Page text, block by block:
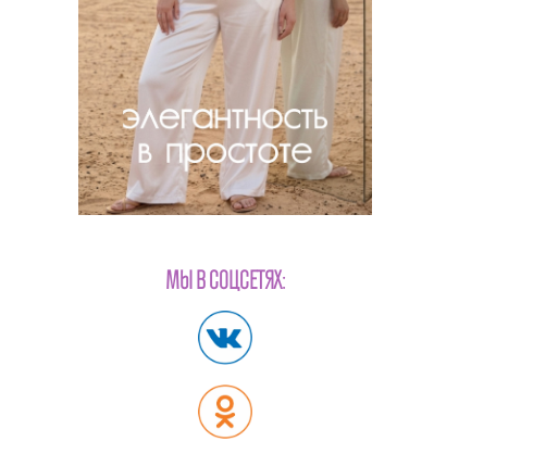
МЫ В СОЦСЕТЯХ: